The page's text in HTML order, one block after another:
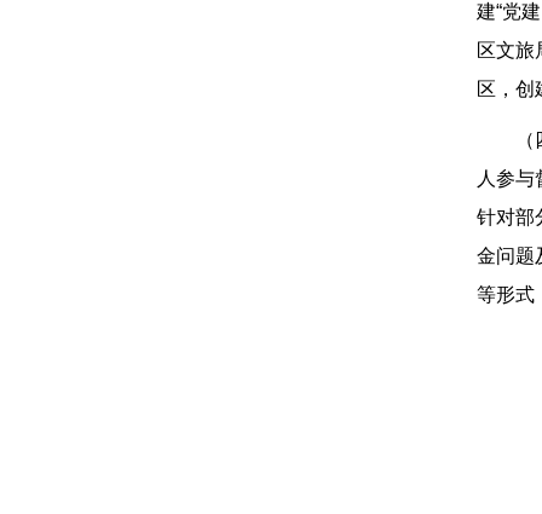
建“党
区文旅
区，创
人参
针对部
金问题
等形式